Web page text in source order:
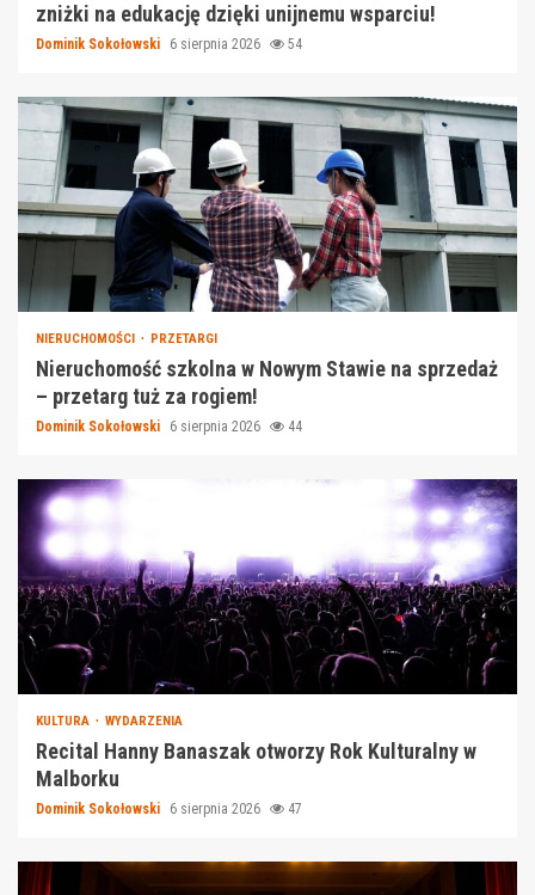
zniżki na edukację dzięki unijnemu wsparciu!
Dominik Sokołowski 6 sierpnia 2026 54
NIERUCHOMOŚCI PRZETARGI
Nieruchomość szkolna w Nowym Stawie na sprzedaż
– przetarg tuż za rogiem!
Dominik Sokołowski 6 sierpnia 2026 44
KULTURA WYDARZENIA
Recital Hanny Banaszak otworzy Rok Kulturalny w
Malborku
Dominik Sokołowski 6 sierpnia 2026 47